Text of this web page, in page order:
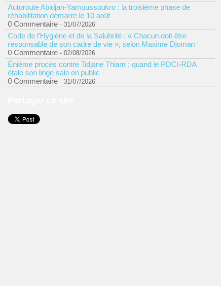
Autoroute Abidjan-Yamoussoukro : la troisième phase de
réhabilitation démarre le 10 août
0 Commentaire - 31/07/2026
Code de l’Hygiène et de la Salubrité : « Chacun doit être
responsable de son cadre de vie », selon Maxime Djoman
0 Commentaire - 02/08/2026
Énième procès contre Tidjane Thiam : quand le PDCI-RDA
étale son linge sale en public
0 Commentaire - 31/07/2026